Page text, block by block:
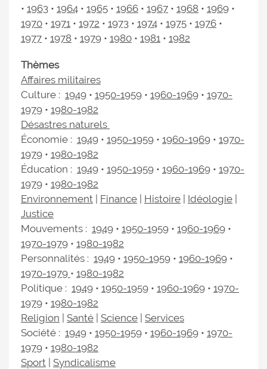
• 1963 • 1964 • 1965 • 1966 • 1967 • 1968 • 1969 •
1970 • 1971 • 1972 • 1973 • 1974 • 1975 • 1976 •
1977 • 1978 • 1979 • 1980 • 1981 • 1982
Thèmes
Affaires militaires
Culture : 1949 • 1950-1959 • 1960-1969 • 1970-
1979 • 1980-1982
Désastres naturels
Économie : 1949 • 1950-1959 • 1960-1969 • 1970-
1979 • 1980-1982
Éducation : 1949 • 1950-1959 • 1960-1969 • 1970-
1979 • 1980-1982
Environnement
Finance Histoire Idéologie
Justice
Mouvements : 1949 • 1950-1959 • 1960-1969 •
1970-1979 • 1980-1982
Personnalités : 1949 • 1950-1959 • 1960-1969 •
1970-1979 • 1980-1982
Politique : 1949 • 1950-1959 • 1960-1969 • 1970-
1979 • 1980-1982
Religion
Santé Science Services
Société : 1949 • 1950-1959 • 1960-1969 • 1970-
1979 • 1980-1982
Sport Syndicalisme